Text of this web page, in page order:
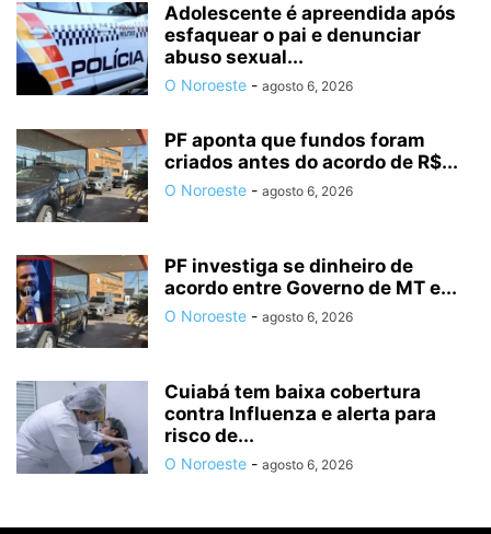
Adolescente é apreendida após
esfaquear o pai e denunciar
abuso sexual...
O Noroeste - agosto 6, 2026
PF aponta que fundos foram
criados antes do acordo de R$...
O Noroeste - agosto 6, 2026
PF investiga se dinheiro de
acordo entre Governo de MT e...
O Noroeste - agosto 6, 2026
Cuiabá tem baixa cobertura
contra Influenza e alerta para
risco de...
O Noroeste - agosto 6, 2026